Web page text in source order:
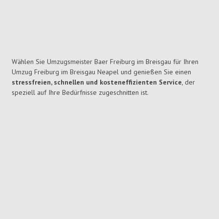
Wählen Sie Umzugsmeister Baer Freiburg im Breisgau für Ihren
Umzug Freiburg im Breisgau Neapel und genießen Sie einen
stressfreien, schnellen und kosteneffizienten Service, der
speziell auf Ihre Bedürfnisse zugeschnitten ist.